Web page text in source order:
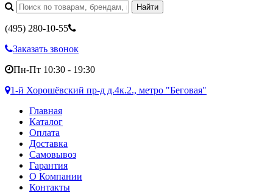
(495) 280-10-55
Заказать звонок
Пн-Пт 10:30 - 19:30
1-й Хорошёвский пр-д д.4к.2., метро "Беговая"
Главная
Каталог
Оплата
Доставка
Самовывоз
Гарантия
О Компании
Контакты